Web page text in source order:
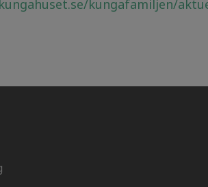
kungafamiljen/